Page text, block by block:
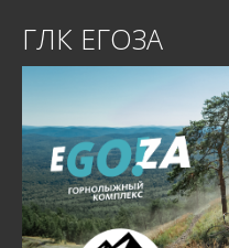
ГЛК ЕГОЗА